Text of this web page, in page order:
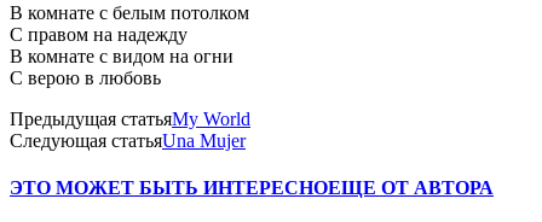
В комнате с белым потолком
С правом на надежду
В комнате с видом на огни
С верою в любовь
Предыдущая статьяMy World
Следующая статьяUna Mujer
ЭТО МОЖЕТ БЫТЬ ИНТЕРЕСНОЕЩЕ ОТ АВТОРА